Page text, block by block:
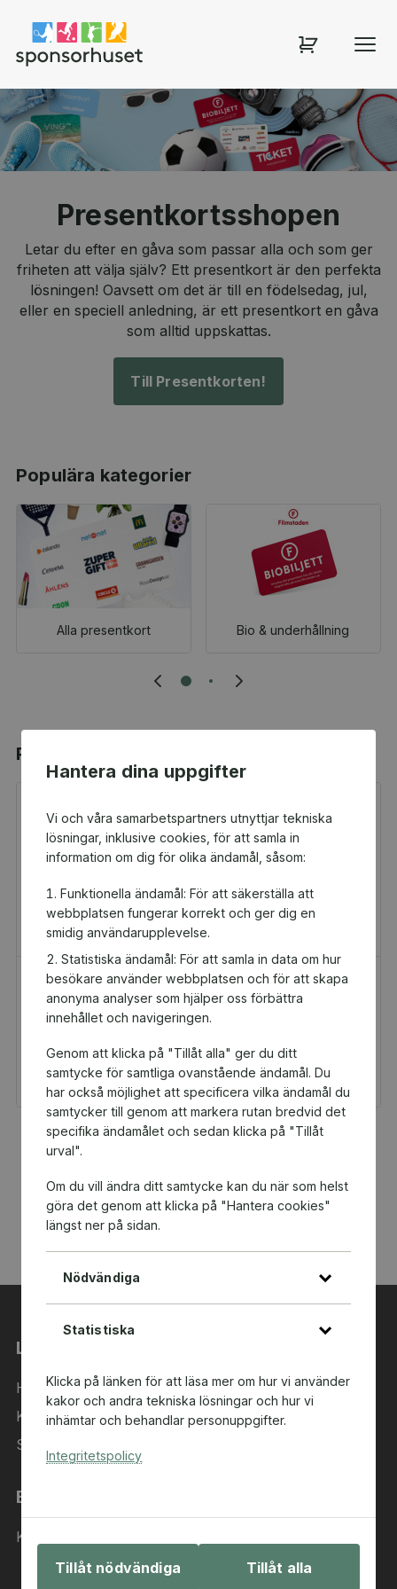
Hantera dina uppgifter
Vi och våra samarbetspartners utnyttjar tekniska
lösningar, inklusive cookies, för att samla in
information om dig för olika ändamål, såsom:
Funktionella ändamål: För att säkerställa att
webbplatsen fungerar korrekt och ger dig en
smidig användarupplevelse.
Statistiska ändamål: För att samla in data om hur
besökare använder webbplatsen och för att skapa
anonyma analyser som hjälper oss förbättra
innehållet och navigeringen.
Genom att klicka på "Tillåt alla" ger du ditt
samtycke för samtliga ovanstående ändamål. Du
har också möjlighet att specificera vilka ändamål du
samtycker till genom att markera rutan bredvid det
specifika ändamålet och sedan klicka på "Tillåt
urval".
Om du vill ändra ditt samtycke kan du när som helst
göra det genom att klicka på "Hantera cookies"
längst ner på sidan.
Nödvändiga
Statistiska
Klicka på länken för att läsa mer om hur vi använder
kakor och andra tekniska lösningar och hur vi
inhämtar och behandlar personuppgifter.
Integritetspolicy
Tillåt nödvändiga Tillåt alla
Sponsorhuset shop
Presentkortsshopen
Letar du efter en gåva som passar alla och som ger
friheten att välja själv? Ett presentkort är den perfekta
lösningen! Oavsett om det är till en födelsedag, jul,
eller en speciell anledning, är ett presentkort en gåva
som alltid uppskattas.
Till Presentkorten!
Populära kategorier
Alla presentkort Bio & underhållning
Populära produkter
H&M Presentkort
Presentkort
Du och Craftstaden IBK
får 5 kr tillbaka
Golfamore
Presentkort
Du och Craftstaden IBK
får 29,75 kr tillbaka
Länkar
Hem
Kategorier
Sök i sortimentet
Behöver du hjälp?
Kontakta oss